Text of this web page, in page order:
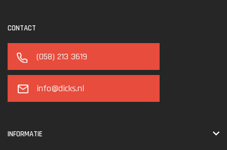
CONTACT
(058) 213 3619
info@dicks.nl
INFORMATIE